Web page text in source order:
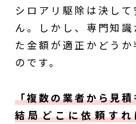
シロアリ駆除は決し
ん。しかし、専門知
た金額が適正かどう
のです。
「複数の業者から見
結局どこに依頼す